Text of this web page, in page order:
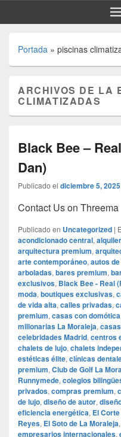
Portada » piscinas
ARCHIVOS DE LA
CLIMATIZADAS
Black Bee –
Dan)
Publicado el diciembre 5, 2025
Contact Us on Threema
Publicado en Uncategorized |
acondicionado central,
arquitectura premium,
arte contemporáneo, autos
arboladas, bares premium,
exclusivos, Black Bee - Real
moda, boutiques exclusivas,
de vida alta, calles privadas,
premium, casas con domótica
millonarias La Moraleja,
celebridades Madrid, centros
chalets de lujo, chalets
estéticas élite, clínicas
premium, Club de Golf La
Runnymede, colegios
privados, compras premium,
de lujo, diseño de autor,
eficiencia energética, El
Reyes, El Soto de La Moraleja,
empresarios internacionales,